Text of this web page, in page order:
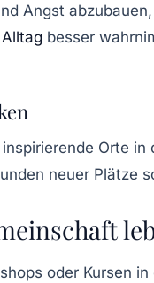
Angst
besser
Orte
neuer Plätze
oder Kursen